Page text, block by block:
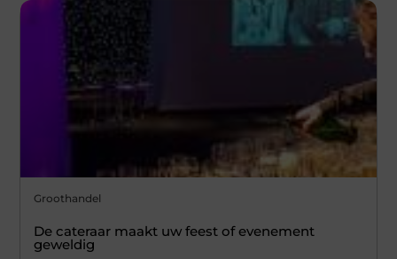
Groothandel
De cateraar maakt uw feest of evenement
geweldig